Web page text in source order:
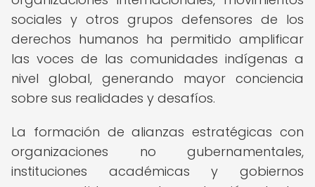
sociales y otros grupos defensores de los
derechos humanos ha permitido amplificar
las voces de las comunidades indígenas a
nivel global, generando mayor conciencia
sobre sus realidades y desafíos.
La formación de alianzas estratégicas con
organizaciones no gubernamentales,
instituciones académicas y gobiernos